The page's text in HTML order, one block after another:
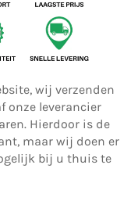
wij verzenden
onze leverancier
Hierdoor is de
maar wij doen er
bij u thuis te